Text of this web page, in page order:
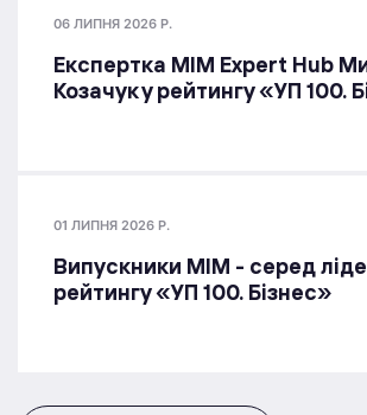
06 ЛИПНЯ 2026 Р.
Експертка MIM Expert Hub
Козачук у рейтингу «УП 100.
01 ЛИПНЯ 2026 Р.
Випускники МІМ - серед
рейтингу «УП 100. Бізнес»